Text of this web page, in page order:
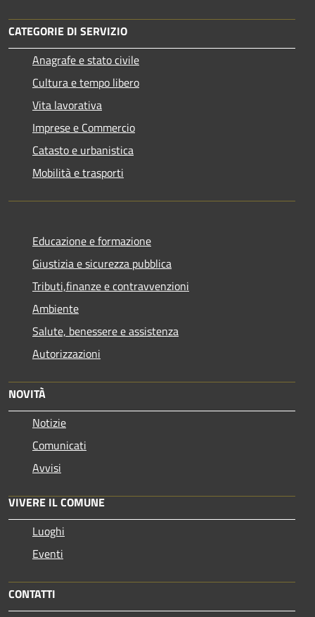
CATEGORIE DI SERVIZIO
Anagrafe e stato civile
Cultura e tempo libero
Vita lavorativa
Imprese e Commercio
Catasto e urbanistica
Mobilità e trasporti
Educazione e formazione
Giustizia e sicurezza pubblica
Tributi,finanze e contravvenzioni
Ambiente
Salute, benessere e assistenza
Autorizzazioni
NOVITÀ
Notizie
Comunicati
Avvisi
VIVERE IL COMUNE
Luoghi
Eventi
CONTATTI